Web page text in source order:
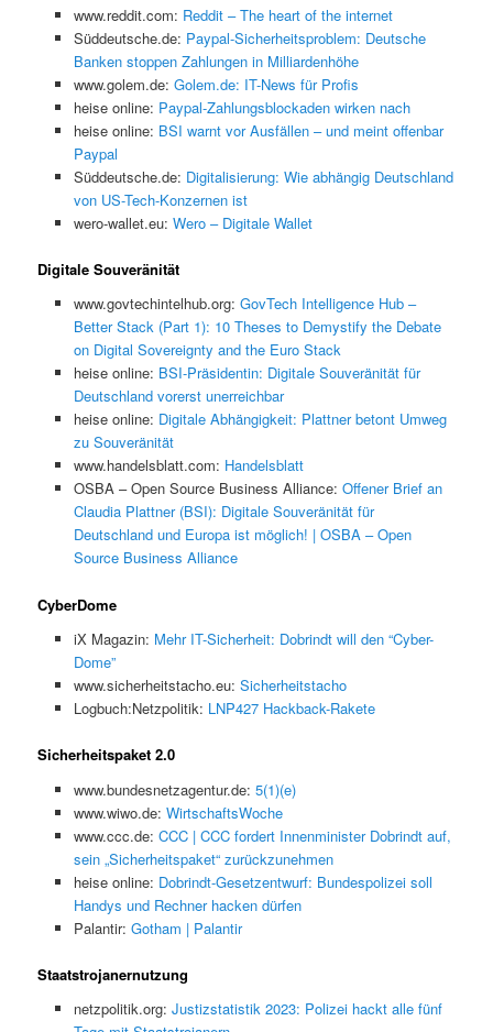
www.reddit.com: Reddit – The heart of the internet
Süddeutsche.de: Paypal-Sicherheitsproblem: Deutsche
Banken stoppen Zahlungen in Milliardenhöhe
www.golem.de: Golem.de: IT-News für Profis
heise online: Paypal-Zahlungsblockaden wirken nach
heise online: BSI warnt vor Ausfällen – und meint offenbar
Paypal
Süddeutsche.de: Digitalisierung: Wie abhängig Deutschland
von US-Tech-Konzernen ist
wero-wallet.eu: Wero – Digitale Wallet
Digitale Souveränität
www.govtechintelhub.org: GovTech Intelligence Hub –
Better Stack (Part 1): 10 Theses to Demystify the Debate
on Digital Sovereignty and the Euro Stack
heise online: BSI-Präsidentin: Digitale Souveränität für
Deutschland vorerst unerreichbar
heise online: Digitale Abhängigkeit: Plattner betont Umweg
zu Souveränität
www.handelsblatt.com: Handelsblatt
OSBA – Open Source Business Alliance: Offener Brief an
Claudia Plattner (BSI): Digitale Souveränität für
Deutschland und Europa ist möglich! | OSBA – Open
Source Business Alliance
CyberDome
iX Magazin: Mehr IT-Sicherheit: Dobrindt will den “Cyber-
Dome”
www.sicherheitstacho.eu: Sicherheitstacho
Logbuch:Netzpolitik: LNP427 Hackback-Rakete
Sicherheitspaket 2.0
www.bundesnetzagentur.de: 5(1)(e)
www.wiwo.de: WirtschaftsWoche
www.ccc.de: CCC | CCC fordert Innenminister Dobrindt auf,
sein „Sicherheitspaket“ zurückzunehmen
heise online: Dobrindt-Gesetzentwurf: Bundespolizei soll
Handys und Rechner hacken dürfen
Palantir: Gotham | Palantir
Staatstrojanernutzung
netzpolitik.org: Justizstatistik 2023: Polizei hackt alle fünf